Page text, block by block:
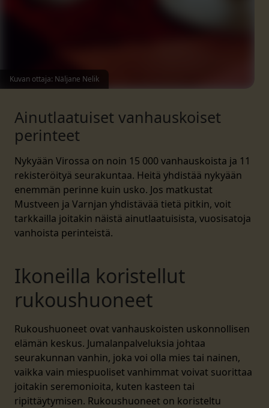
Ainutlaatuiset vanhauskoiset
perinteet
Nykyään Virossa on noin 15 000 vanhauskoista ja 11
rekisteröityä seurakuntaa. Heitä yhdistää nykyään
enemmän perinne kuin usko. Jos matkustat
Mustveen ja Varnjan yhdistävää tietä pitkin, voit
tarkkailla joitakin näistä ainutlaatuisista, vuosisatoja
vanhoista perinteistä.
Ikoneilla koristellut
rukoushuoneet
Rukoushuoneet ovat vanhauskoisten uskonnollisen
elämän keskus. Jumalanpalveluksia johtaa
seurakunnan vanhin, joka voi olla mies tai nainen,
vaikka vain miespuoliset vanhimmat voivat suorittaa
joitakin seremonioita, kuten kasteen tai
ripittäytymisen. Rukoushuoneet on koristeltu
Kuvan ottaja: Näljane Nelik